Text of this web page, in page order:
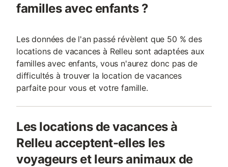
familles avec enfants ?
Les données de l'an passé révèlent que 50 % des
locations de vacances à Relleu sont adaptées aux
familles avec enfants, vous n'aurez donc pas de
difficultés à trouver la location de vacances
parfaite pour vous et votre famille.
Les locations de vacances à
Relleu acceptent-elles les
voyageurs et leurs animaux de